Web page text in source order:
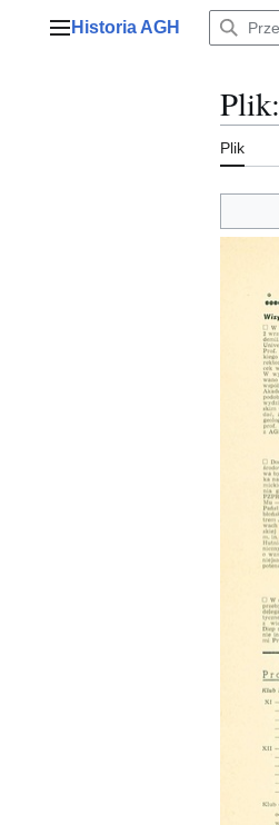
Menu główne
Historia AGH
Plik:
Plik